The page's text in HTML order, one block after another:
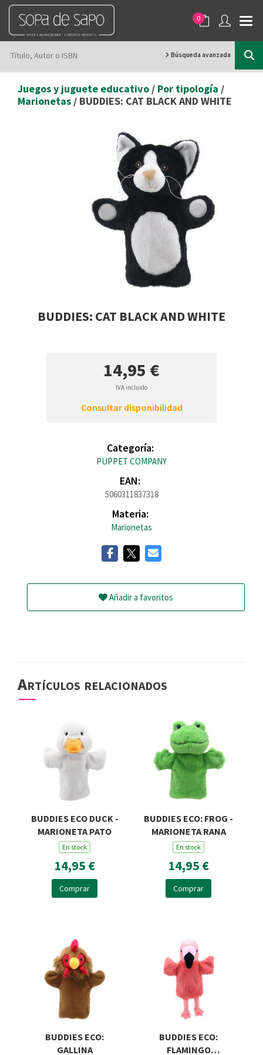
0
Búsqueda avanzada
Juegos y juguete educativo / Por tipología /
Marionetas / BUDDIES: CAT BLACK AND WHITE
BUDDIES: CAT BLACK AND WHITE
14,95 €
IVA incluido
Consultar disponibilidad
Categoría:
PUPPET COMPANY
EAN:
5060311837318
Materia:
Marionetas
Añadir a favoritos
Artículos relacionados
BUDDIES ECO DUCK -
MARIONETA PATO
En stock
14,95 €
Comprar
BUDDIES ECO: FROG -
MARIONETA RANA
En stock
14,95 €
Comprar
BUDDIES ECO:
GALLINA
BUDDIES ECO:
FLAMINGO